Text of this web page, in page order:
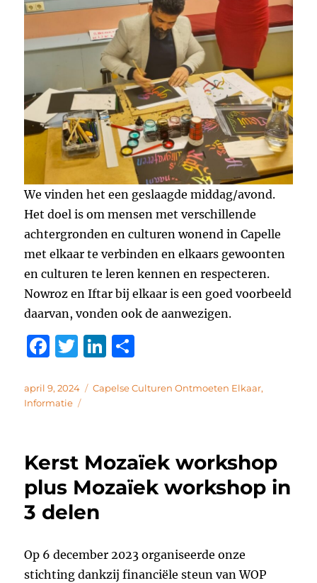
We vinden het een geslaagde middag/avond.
Het doel is om mensen met verschillende
achtergronden en culturen wonend in Capelle
met elkaar te verbinden en elkaars gewoonten
en culturen te leren kennen en respecteren.
Nowroz en Iftar bij elkaar is een goed voorbeeld
daarvan, vonden ook de aanwezigen.
F
c
e
o
o
k
T
it
te
Li
k
I
n
e
Geplaatst
op
april 9, 2024 Categorieën
Capelse Culturen Ontmoeten Elkaar,
Informatie
Kerst Mozaïek workshop
plus Mozaïek workshop in
3 delen
Op 6 december 2023 organiseerde onze
stichting dankzij financiële steun van WOP